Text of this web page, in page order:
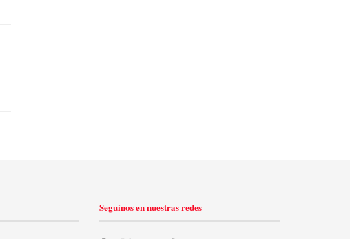
Seguínos en nuestras redes